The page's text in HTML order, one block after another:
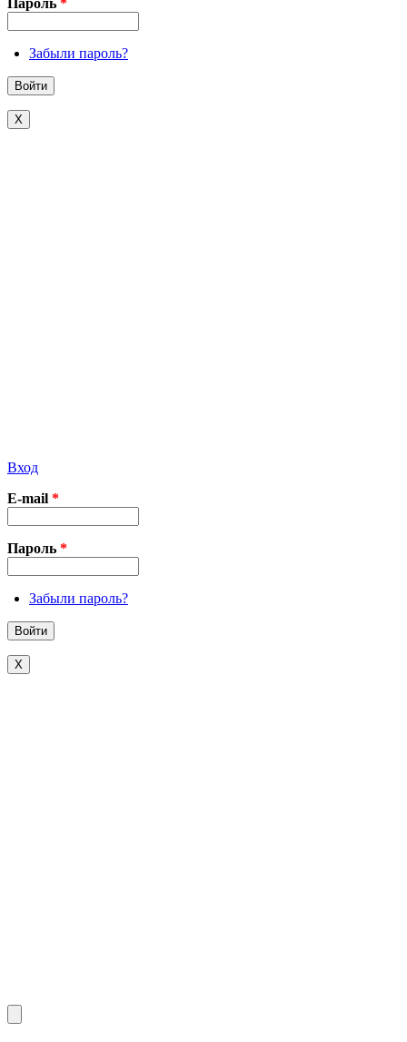
Пароль *
Забыли пароль?
X
Вход
E-mail *
Пароль *
Забыли пароль?
X